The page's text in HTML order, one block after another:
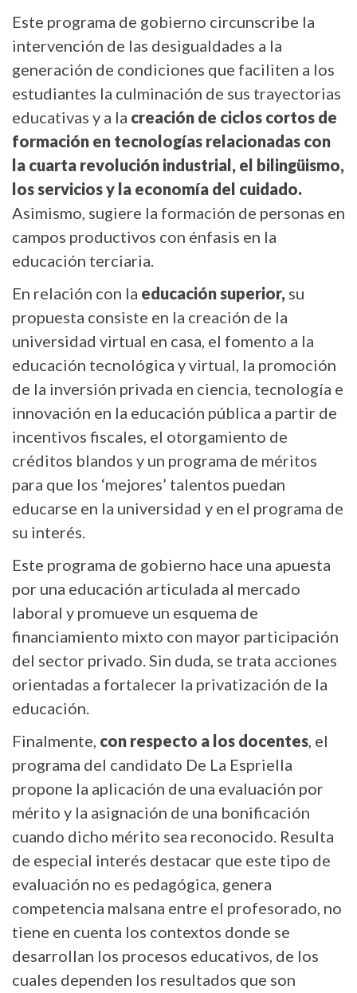
Este programa de gobierno circunscribe la
intervención de las desigualdades a la
generación de condiciones que faciliten a los
estudiantes la culminación de sus trayectorias
educativas y a la creación de ciclos cortos de
formación en tecnologías relacionadas con
la cuarta revolución industrial, el bilingüismo,
los servicios y la economía del cuidado.
Asimismo, sugiere la formación de personas en
campos productivos con énfasis en la
educación terciaria.
En relación con la educación superior, su
propuesta consiste en la creación de la
universidad virtual en casa, el fomento a la
educación tecnológica y virtual, la promoción
de la inversión privada en ciencia, tecnología e
innovación en la educación pública a partir de
incentivos fiscales, el otorgamiento de
créditos blandos y un programa de méritos
para que los ‘mejores’ talentos puedan
educarse en la universidad y en el programa de
su interés.
Este programa de gobierno hace una apuesta
por una educación articulada al mercado
laboral y promueve un esquema de
financiamiento mixto con mayor participación
del sector privado. Sin duda, se trata acciones
orientadas a fortalecer la privatización de la
educación.
Finalmente, con respecto a los docentes, el
programa del candidato De La Espriella
propone la aplicación de una evaluación por
mérito y la asignación de una bonificación
cuando dicho mérito sea reconocido. Resulta
de especial interés destacar que este tipo de
evaluación no es pedagógica, genera
competencia malsana entre el profesorado, no
tiene en cuenta los contextos donde se
desarrollan los procesos educativos, de los
cuales dependen los resultados que son